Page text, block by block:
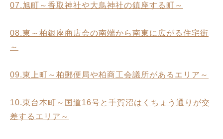
07.旭町～香取神社や大鳥神社の鎮座する町～
08.東～柏銀座商店会の南端から南東に広がる住宅街
～
09.東上町～柏郵便局や柏商工会議所があるエリア～
10.東台本町～国道16号と手賀沼はくちょう通りが交
差するエリア～